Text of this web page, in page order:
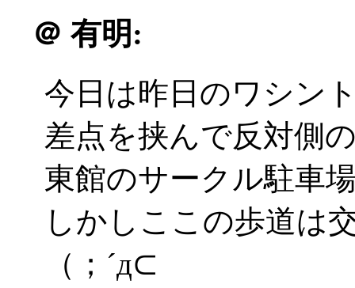
＠ 有明:
今日は昨日のワシン
差点を挟んで反対側
東館のサークル駐車
しかしここの歩道は
（；´д⊂